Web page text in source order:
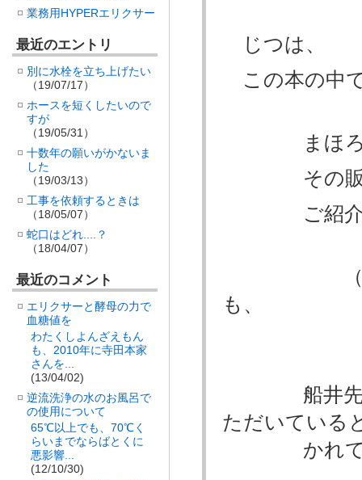
じつは、
この本の中
まほろば
その販売店
ご紹介い
（広告で
も、
船井先生は
ただいている
かれて
業務用HYPERエリクサー
最近のエントリ
別に水栓を立ち上げたい
（19/07/17）
ホースを短くしたいので
すが
（19/05/31）
十数年の願いがかないま
した
（19/03/13）
工事を依頼するときは
（18/05/07）
蛇口はどれ....？
（18/04/07）
最近のコメント
エリクサーと酵母の力で
血糖値を
わたくしよんざえもん
も、2010年に寺田本家
さんを...
(13/04/02)
逆流洗浄の水のお風呂で
の使用について
65℃以上でも、70℃く
らいまでならばとくに
悪影響...
(12/10/30)